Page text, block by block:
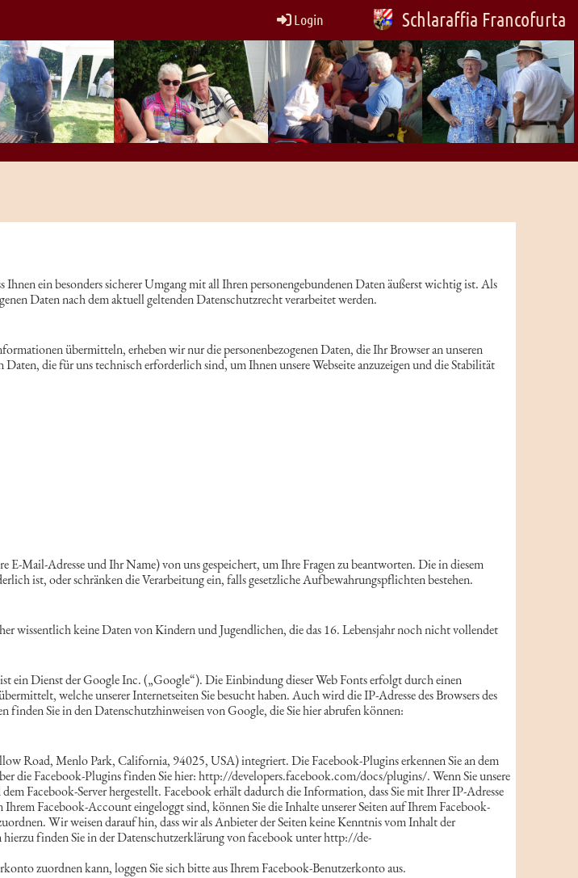
Login Schlaraffia Francofurta
ein besonders sicherer Umgang mit all Ihren personengebundenen Daten äußerst wichtig ist. Als
Daten nach dem aktuell geltenden Datenschutzrecht verarbeitet werden.
übermitteln, erheben wir nur die personenbezogenen Daten, die Ihr Browser an unseren
die für uns technisch erforderlich sind, um Ihnen unsere Webseite anzuzeigen und die Stabilität
Mail-Adresse und Ihr Name) von uns gespeichert, um Ihre Fragen zu beantworten. Die in diesem
ist, oder schränken die Verarbeitung ein, falls gesetzliche Aufbewahrungspflichten bestehen.
wissentlich keine Daten von Kindern und Jugendlichen, die das 16. Lebensjahr noch nicht vollendet
ein Dienst der Google Inc. („Google“). Die Einbindung dieser Web Fonts erfolgt durch einen
welche unserer Internetseiten Sie besucht haben. Auch wird die IP-Adresse des Browsers des
finden Sie in den Datenschutzhinweisen von Google, die Sie hier abrufen können:
Road, Menlo Park, California, 94025, USA) integriert. Die Facebook-Plugins erkennen Sie an dem
die Facebook-Plugins finden Sie hier: http://developers.facebook.com/docs/plugins/. Wenn Sie unsere
Facebook-Server hergestellt. Facebook erhält dadurch die Information, dass Sie mit Ihrer IP-Adresse
Facebook-Account eingeloggt sind, können Sie die Inhalte unserer Seiten auf Ihrem Facebook-
Wir weisen darauf hin, dass wir als Anbieter der Seiten keine Kenntnis vom Inhalt der
finden Sie in der Datenschutzerklärung von facebook unter http://de-
zuordnen kann, loggen Sie sich bitte aus Ihrem Facebook-Benutzerkonto aus.